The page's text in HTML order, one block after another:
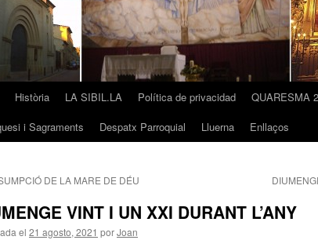
Història LA SIBIL.LA Política de privacidad QUARESMA
i Sagraments
Despatx Parroquial Lluerna Enllaços
DE LA MARE DE DÉU
VINT I UN XXI DURANT L’ANY
el 21 agosto, 2021 porJoan